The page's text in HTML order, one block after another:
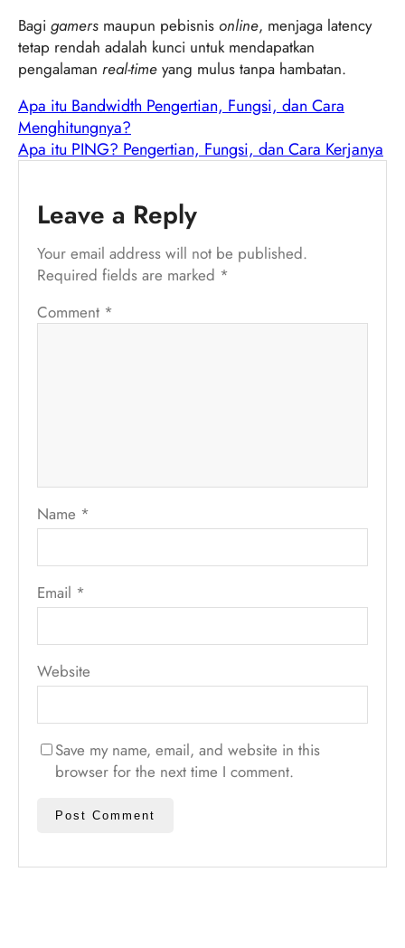
Bagi gamers maupun pebisnis online, menjaga latency
tetap rendah adalah kunci untuk mendapatkan
pengalaman real-time yang mulus tanpa hambatan.
Apa itu Bandwidth Pengertian, Fungsi, dan Cara
Menghitungnya?
Apa itu PING? Pengertian, Fungsi, dan Cara Kerjanya
Leave a Reply
Your email address will not be published.
Required fields are marked *
Comment *
Name *
Email *
Website
Save my name, email, and website in this
browser for the next time I comment.